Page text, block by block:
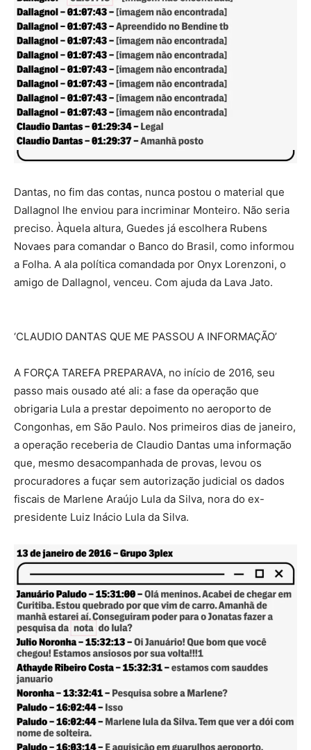
Dantas, no fim das contas, nunca postou o material que
Dallagnol lhe enviou para incriminar Monteiro. Não seria
preciso. Àquela altura, Guedes já escolhera Rubens
Novaes para comandar o Banco do Brasil, como informou
a Folha. A ala política comandada por Onyx Lorenzoni, o
amigo de Dallagnol, venceu. Com ajuda da Lava Jato.
‘CLAUDIO DANTAS QUE ME PASSOU A INFORMAÇÃO’
A FORÇA TAREFA PREPARAVA, no início de 2016, seu
passo mais ousado até ali: a fase da operação que
obrigaria Lula a prestar depoimento no aeroporto de
Congonhas, em São Paulo. Nos primeiros dias de janeiro,
a operação receberia de Claudio Dantas uma informação
que, mesmo desacompanhada de provas, levou os
procuradores a fuçar sem autorização judicial os dados
fiscais de Marlene Araújo Lula da Silva, nora do ex-
presidente Luiz Inácio Lula da Silva.